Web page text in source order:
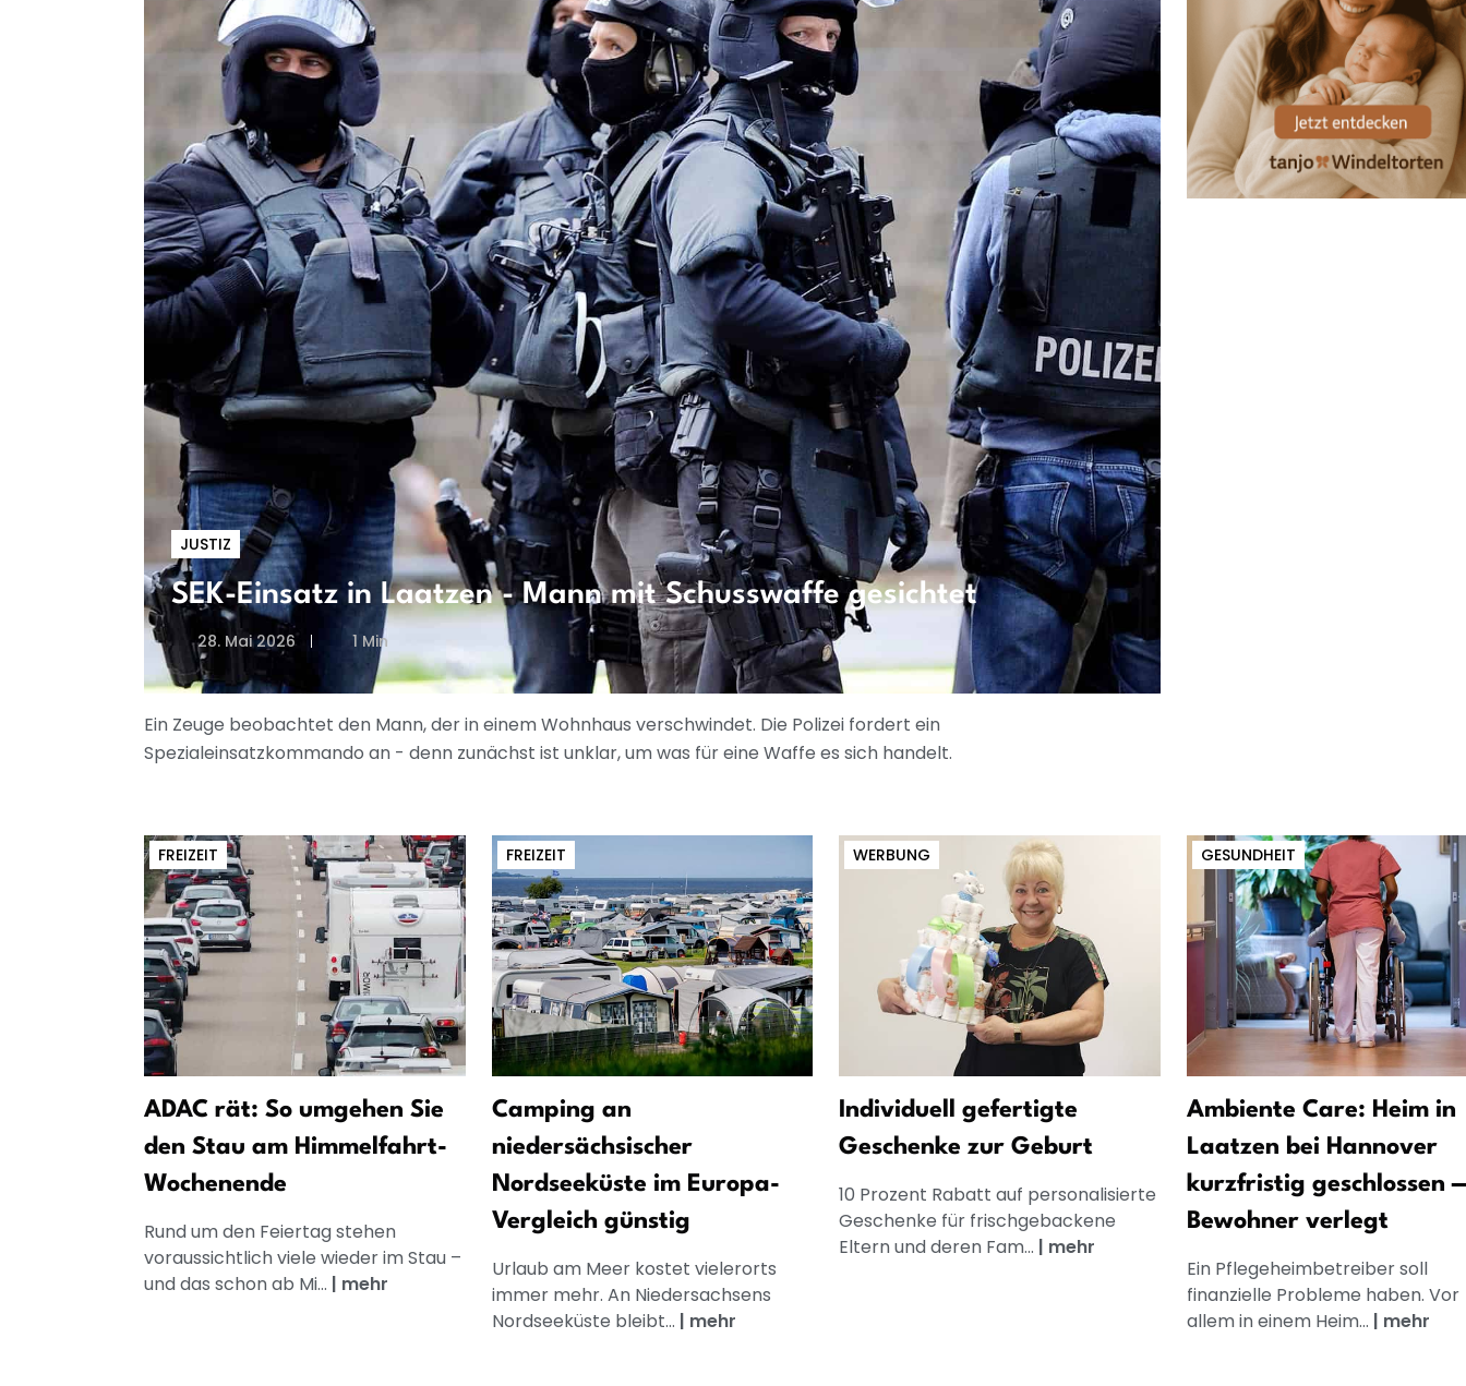
JUSTIZ
SEK-Einsatz in Laatzen - Mann mit Schusswaffe gesichtet
28. Mai 2026 1 Min
Ein Zeuge beobachtet den Mann, der in einem Wohnhaus verschwindet. Die Polizei fordert ein
Spezialeinsatzkommando an - denn zunächst ist unklar, um was für eine Waffe es sich handelt.
FREIZEIT
ADAC rät: So umgehen Sie
den Stau am Himmelfahrt-
Wochenende
Rund um den Feiertag stehen
voraussichtlich viele wieder im Stau –
und das schon ab Mi... | mehr
FREIZEIT
Camping an
niedersächsischer
Nordseeküste im Europa-
Vergleich günstig
Urlaub am Meer kostet vielerorts
immer mehr. An Niedersachsens
Nordseeküste bleibt... | mehr
WERBUNG
Individuell gefertigte
Geschenke zur Geburt
10 Prozent Rabatt auf personalisierte
Geschenke für frischgebackene
Eltern und deren Fam... | mehr
GESUNDHEIT
Ambiente Care: Heim in
Laatzen bei Hannover
kurzfristig geschlossen
Bewohner verlegt
Ein Pflegeheimbetreiber soll
finanzielle Probleme haben. Vor
allem in einem Heim... | mehr